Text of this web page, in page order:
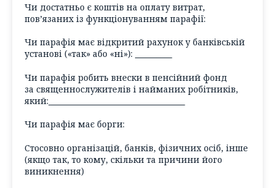
Чи достатньо є коштів на оплату витрат,
пов’язаних із функціонуванням парафії:
Чи парафія має відкритий рахунок у банківській
установі («так» або «ні»):
Чи парафія робить внески в пенсійний фонд
за священнослужителів і найманих робітників,
який:
Чи парафія має борги:
Стосовно організацій, банків, фізичних осіб, інше
(якщо так, то кому, скільки та причини його
виникнення)